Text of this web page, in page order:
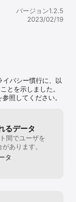
バージョン1.2.5
2023/02/19
イバシー慣行に、以
とを示しました。
参照してください。
るデータ
間でユーザを
あります。
タ